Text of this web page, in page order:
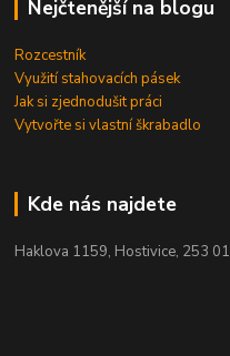
Nejčtenější na blogu
Rozcestník
Využití stahovacích pásek
Jak si zjednodušit práci
Vytvořte si vlastní škrabadlo
Kde nás najdete
Haklova 1159, Hostivice, 253 01